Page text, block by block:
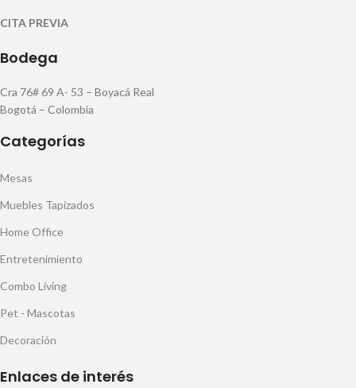
CITA PREVIA
Bodega
Cra 76# 69 A- 53 – Boyacá Real
Bogotá – Colombia
Categorías
Mesas
Muebles Tapizados
Home Office
Entretenimiento
Combo Living
Pet - Mascotas
Decoración
Enlaces de interés